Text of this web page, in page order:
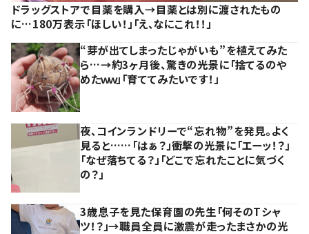
ドラッグストアで目薬を購入→目薬とは別に渡されたもの
に…180万表示「ほしい！」「え、なにこれ！！」
“芽が出てしまったじゃがいも”を植えてみた
ら…→約3ヶ月後、驚きの光景に「捨てるのや
めたｗｗ」「育ててみたいです！」
夜、コインランドリーで“忘れ物”を発見。よく
見ると……「はぁ？」衝撃の光景に「エーッ！？」
「なぜ落ちてる？」「どこで忘れたことに気づく
の？」
3歳息子を見た保育園の先生「何そのTシャ
ツ！？」→職員全員に激震が走ったまさかの光